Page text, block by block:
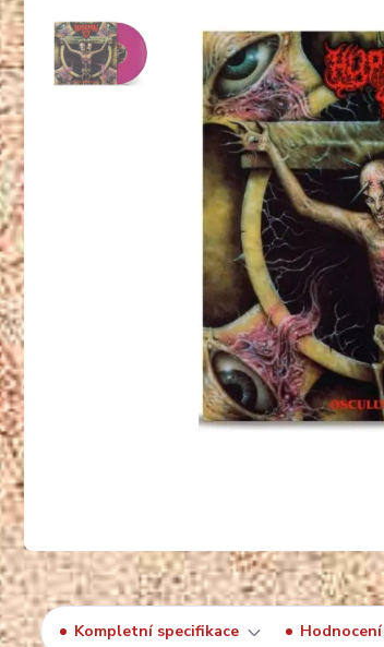
Kompletní specifikace Hodnocení